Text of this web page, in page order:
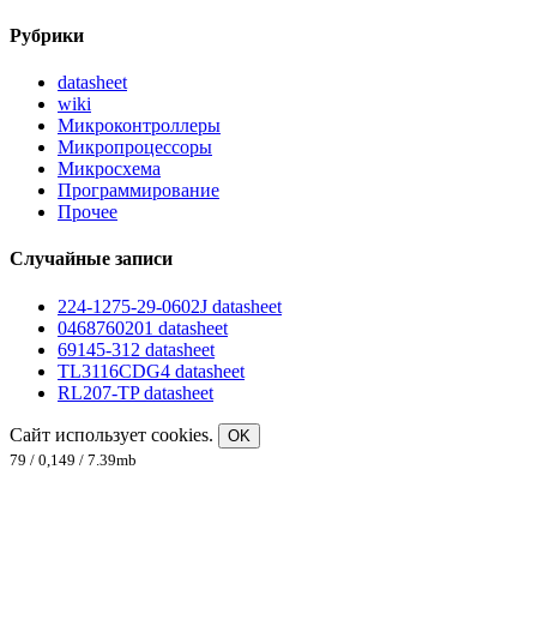
Рубрики
datasheet
wiki
Микроконтроллеры
Микропроцессоры
Микросхема
Программирование
Прочее
Случайные записи
224-1275-29-0602J datasheet
0468760201 datasheet
69145-312 datasheet
TL3116CDG4 datasheet
RL207-TP datasheet
Сайт использует cookies.
OK
79 / 0,149 / 7.39mb